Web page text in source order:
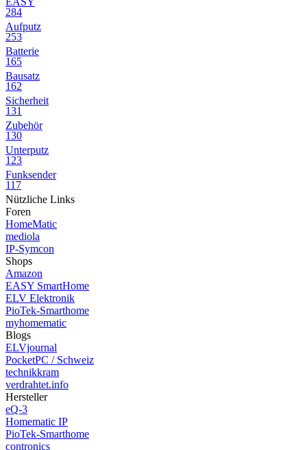
284
Aufputz
253
Batterie
165
Bausatz
162
Sicherheit
131
Zubehör
130
Unterputz
123
Funksender
117
Nützliche Links
Foren
HomeMatic
mediola
IP-Symcon
Shops
Amazon
EASY SmartHome
ELV Elektronik
PioTek-Smarthome
myhomematic
Blogs
ELVjournal
PocketPC / Schweiz
technikkram
verdrahtet.info
Hersteller
eQ-3
Homematic IP
PioTek-Smarthome
contronics